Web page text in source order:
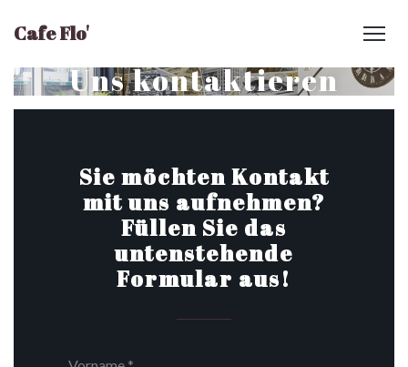
Cafe Flo'
Uns kontaktieren
Sie möchten Kontakt
mit uns aufnehmen?
Füllen Sie das
untenstehende
Formular aus!